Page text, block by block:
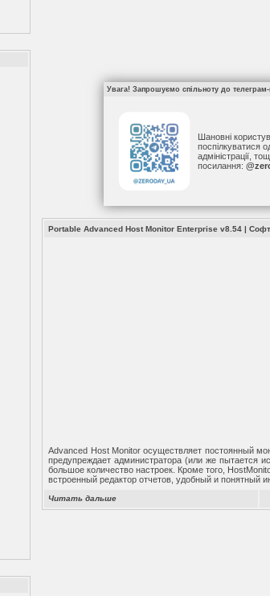
Увага! Запрошуємо спільноту до телеграм-
Шановні
поспілкуватися
адміністрації,
посилання:
Portable Advanced Host Monitor Enterprise v8.54 |Софт
Advanced Host Monitor осуществляет постоянный
предупреждает администратора (или же пытается
большое количество настроек. Кроме того,
встроенный редактор отчетов, удобный и понятный
Читать дальше